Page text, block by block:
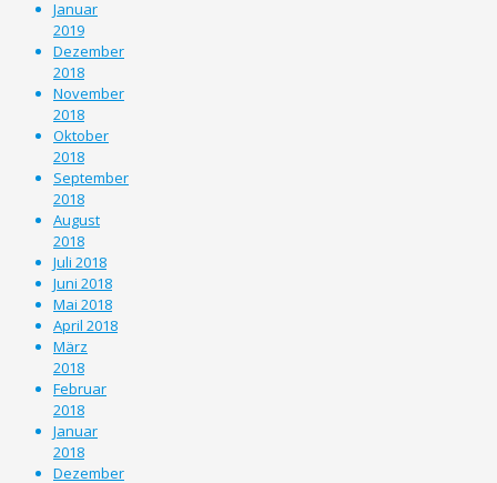
Januar
2019
Dezember
2018
November
2018
Oktober
2018
September
2018
August
2018
Juli 2018
Juni 2018
Mai 2018
April 2018
März
2018
Februar
2018
Januar
2018
Dezember